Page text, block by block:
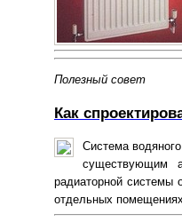
Полезный совет
Как
Система
существующим
радиаторной системы
отдельных